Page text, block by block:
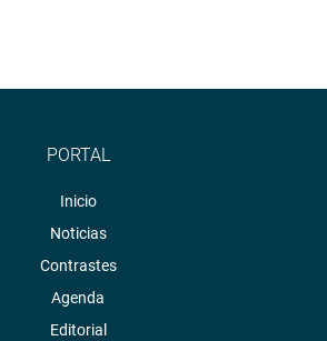
PORTAL
Inicio
Noticias
Contrastes
Agenda
Editorial